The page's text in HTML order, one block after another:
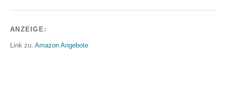
ANZEIGE:
Link zu: Amazon Angebote